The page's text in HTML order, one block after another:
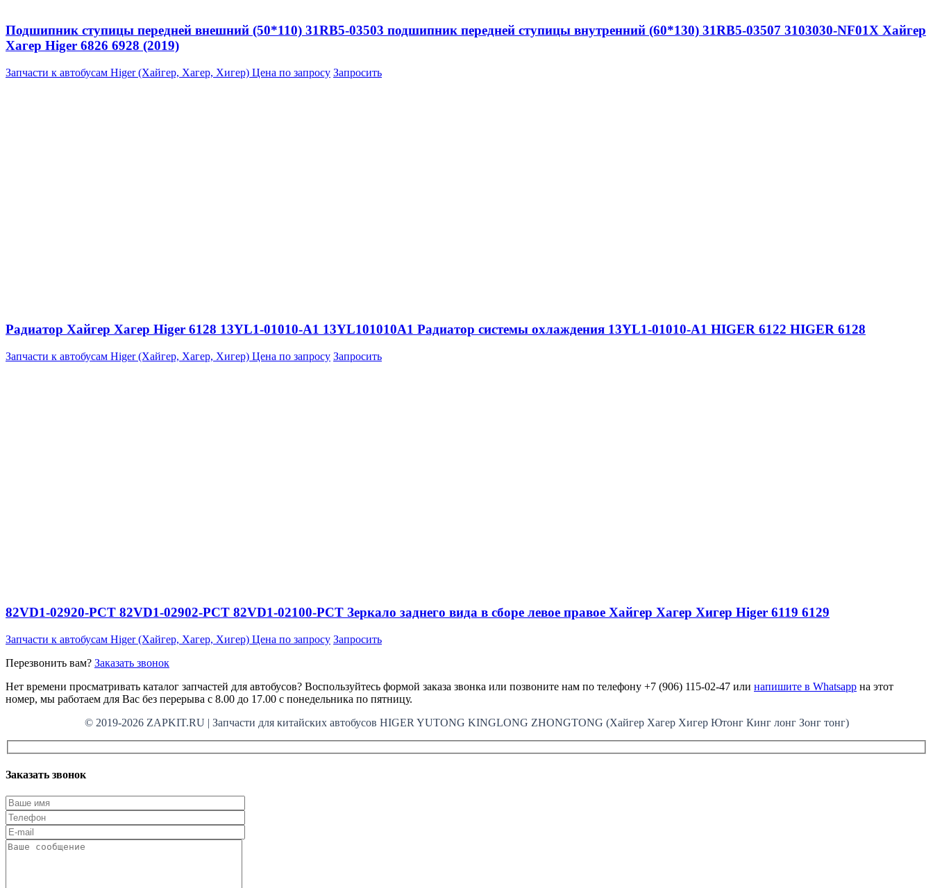
Подшипник ступицы передней внешний (50*110) 31RB5-03503 подшипник передней ступицы внутренний (60*130) 31RB5-03507 3103030-NF01X Хайгер
Хагер Higer 6826 6928 (2019)
Запчасти к автобусам Higer (Хайгер, Хагер, Хигер) Цена по запросу Запросить
Радиатор Хайгер Хагер Higer 6128 13YL1-01010-A1 13YL101010A1 Радиатор системы охлаждения 13YL1-01010-A1 HIGER 6122 HIGER 6128
Запчасти к автобусам Higer (Хайгер, Хагер, Хигер) Цена по запросу Запросить
82VD1-02920-PCT 82VD1-02902-PCT 82VD1-02100-PCT Зеркало заднего вида в сборе левое правое Хайгер Хагер Хигер Higer 6119 6129
Запчасти к автобусам Higer (Хайгер, Хагер, Хигер) Цена по запросу Запросить
Перезвонить вам? Заказать звонок
Нет времени просматривать каталог запчастей для автобусов? Воспользуйтесь формой заказа звонка или позвоните нам по телефону +7 (906) 115-02-47 или напишите в Whatsapp на этот
номер, мы работаем для Вас без перерыва с 8.00 до 17.00 с понедельника по пятницу.
© 2019-2026 ZAPKIT.RU | Запчасти для китайских автобусов HIGER YUTONG KINGLONG ZHONGTONG (Хайгер Хагер Хигер Ютонг Кинг лонг Зонг тонг)
Заказать звонок